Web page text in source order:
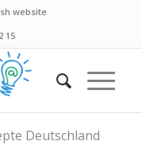
website
15
Deutschland